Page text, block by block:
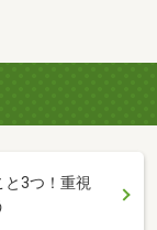
3つ！重視